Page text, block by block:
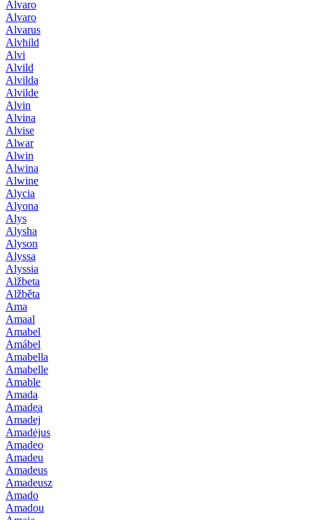
Álvaro
Alvaro
Alvarus
Alvhild
Alvi
Alvild
Alvilda
Alvilde
Alvin
Alvina
Alvise
Alwar
Alwin
Alwina
Alwine
Alycia
Alyona
Alys
Alysha
Alyson
Alyssa
Alyssia
Alžbeta
Alžběta
Ama
Amaal
Amabel
Amábel
Amabella
Amabelle
Amable
Amada
Amadea
Amadej
Amadėjus
Amadeo
Amadeu
Amadeus
Amadeusz
Amado
Amadou